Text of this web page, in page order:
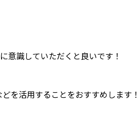
意識していただくと良いです！
を活用することをおすすめします！